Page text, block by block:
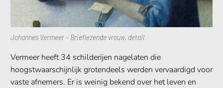
Johannes Vermeer – Brieflezende vrouw, detail
Vermeer heeft 34 schilderijen nagelaten die
hoogstwaarschijnlijk grotendeels werden vervaardigd voor
vaste afnemers. Er is weinig bekend over het leven en